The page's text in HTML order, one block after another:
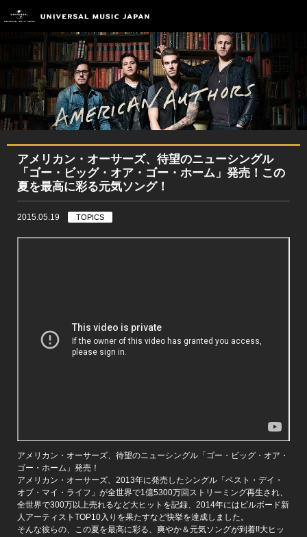
アメリカン・オーサーズ、待望のニューシングル
「ゴー・ビッグ・オア・ゴー・ホーム」発売！この
夏を最高に彩る元気ソング！
2015.05.19 TOPICS
アメリカン・オーサーズ、待望のニューシングル「ゴー・ビッグ・オア・
ゴー・ホーム」発売！
アメリカン・オーサーズ、2013年に発売したシングル「ベスト・デイ・
オブ・マイ・ライフ」が全世界で1億5300万回ストリーミング再生され、
全世界で300万以上売れるなど大ヒットを記録、2014年にはビルボード新
人アーティストTOP10入りを果たすなど快挙を達成しました。
そんな彼らの、この夏を最高に彩る、爽やか＆元気ソングが到着!!大ヒッ